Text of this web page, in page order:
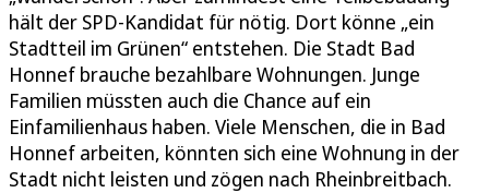
hält der SPD-Kandidat für nötig. Dort könne „ein
Stadtteil im Grünen“ entstehen. Die Stadt Bad
Honnef brauche bezahlbare Wohnungen. Junge
Familien müssten auch die Chance auf ein
Einfamilienhaus haben. Viele Menschen, die in Bad
Honnef arbeiten, könnten sich eine Wohnung in der
Stadt nicht leisten und zögen nach Rheinbreitbach.